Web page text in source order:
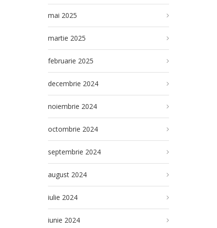
mai 2025
martie 2025
februarie 2025
decembrie 2024
noiembrie 2024
octombrie 2024
septembrie 2024
august 2024
iulie 2024
iunie 2024